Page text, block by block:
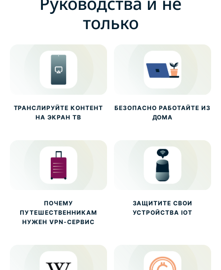
только
ТРАНСЛИРУЙТЕ КОНТЕНТ
НА ЭКРАН ТВ
БЕЗОПАСНО РАБОТАЙТЕ ИЗ
ДОМА
ПОЧЕМУ
ПУТЕШЕСТВЕННИКАМ
НУЖЕН VPN-СЕРВИС
ЗАЩИТИТЕ СВОИ
УСТРОЙСТВА IOT